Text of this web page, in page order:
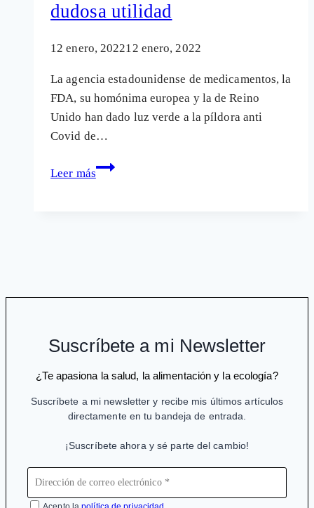
de
riesgo;
injustificado
dudosa utilidad
12 enero, 202212 enero, 2022
La agencia estadounidense de medicamentos, la
FDA, su homónima europea y la de Reino
Unido han dado luz verde a la píldora anti
Covid de…
Leer más
Paxlovid,
la
19
de
dudosa
Suscríbete a mi Newsletter
¿Te apasiona la salud, la alimentación y la ecología?
Suscríbete a mi newsletter y recibe mis últimos artículos
directamente en tu bandeja de entrada.
¡Suscríbete ahora y sé parte del cambio!